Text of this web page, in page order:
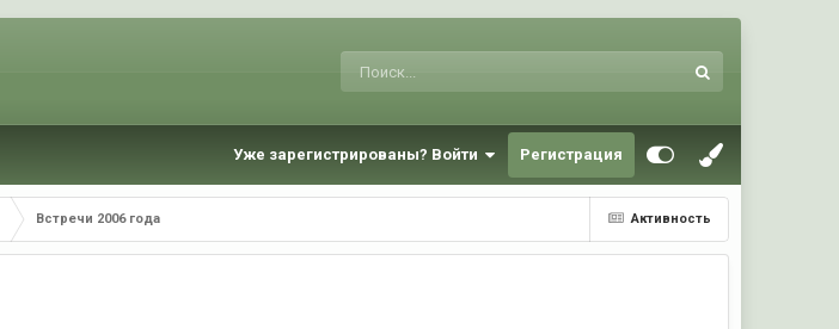
Уже зарегистрированы? Войти Регистрация
Активность
Встречи 2006 года